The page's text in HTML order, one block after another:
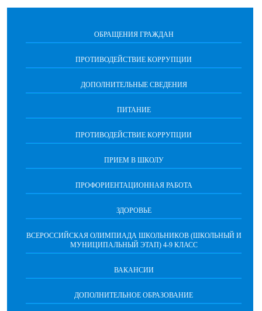
ОБРАЩЕНИЯ ГРАЖДАН
ПРОТИВОДЕЙСТВИЕ КОРРУПЦИИ
ДОПОЛНИТЕЛЬНЫЕ СВЕДЕНИЯ
ПИТАНИЕ
ПРОТИВОДЕЙСТВИЕ КОРРУПЦИИ
ПРИЕМ В ШКОЛУ
ПРОФОРИЕНТАЦИОННАЯ РАБОТА
ЗДОРОВЬЕ
ВСЕРОССИЙСКАЯ ОЛИМПИАДА ШКОЛЬНИКОВ (ШКОЛЬНЫЙ И
МУНИЦИПАЛЬНЫЙ ЭТАП) 4-9 КЛАСС
ВАКАНСИИ
ДОПОЛНИТЕЛЬНОЕ ОБРАЗОВАНИЕ